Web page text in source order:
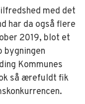
med det
har da også flere
2019, blot et
bygningen
Kommunes
så ærefuldt fik